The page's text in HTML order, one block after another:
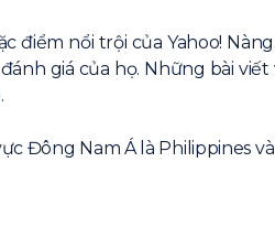
nổi trội của Yahoo!
giá của họ. Những bài
Đông Nam Á là Philippines và